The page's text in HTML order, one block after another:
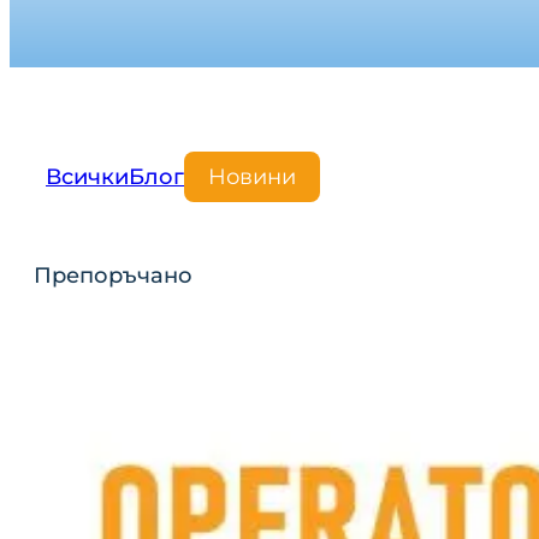
ВсичкиБлог Новини
Препоръчано